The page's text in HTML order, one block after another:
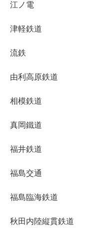
江ノ電
津軽鉄道
流鉄
由利高原鉄道
相模鉄道
真岡鐵道
福井鉄道
福島交通
福島臨海鉄道
秋田内陸縦貫鉄道